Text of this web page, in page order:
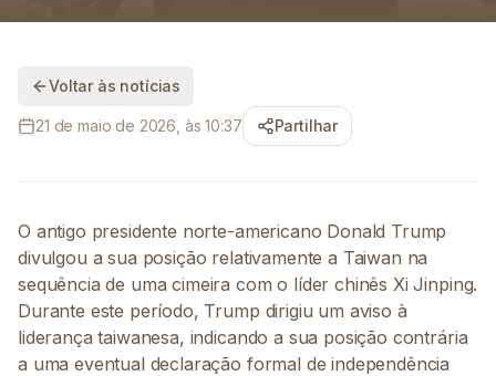
Voltar às notícias
21 de maio de 2026, às 10:37 Partilhar
O antigo presidente norte-americano Donald Trump
divulgou a sua posição relativamente a Taiwan na
sequência de uma cimeira com o líder chinês Xi Jinping.
Durante este período, Trump dirigiu um aviso à
liderança taiwanesa, indicando a sua posição contrária
a uma eventual declaração formal de independência